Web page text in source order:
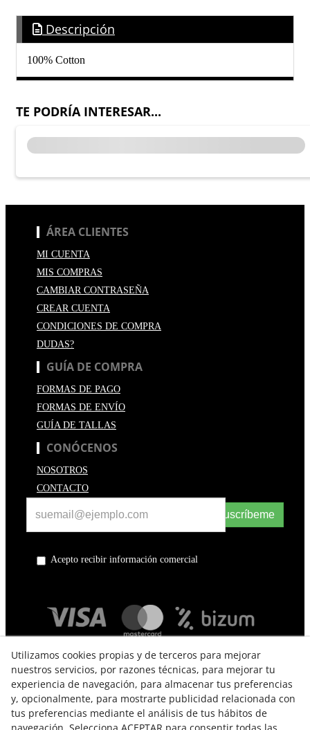
Descripción
100% Cotton
TE PODRÍA INTERESAR...
ÁREA CLIENTES
MI CUENTA
MIS COMPRAS
CAMBIAR CONTRASEÑA
CREAR CUENTA
CONDICIONES DE COMPRA
DUDAS?
GUÍA DE COMPRA
FORMAS DE PAGO
FORMAS DE ENVÍO
GUÍA DE TALLAS
CONÓCENOS
NOSOTROS
CONTACTO
Suscríbeme
Acepto recibir información comercial
Utilizamos cookies propias y de terceros para mejorar
nuestros servicios, por razones técnicas, para mejorar tu
experiencia de navegación, para almacenar tus preferencias
y, opcionalmente, para mostrarte publicidad relacionada con
tus preferencias mediante el análisis de tus hábitos de